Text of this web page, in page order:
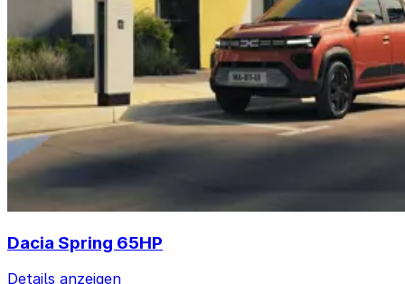
Dacia Spring 65HP
Details anzeigen